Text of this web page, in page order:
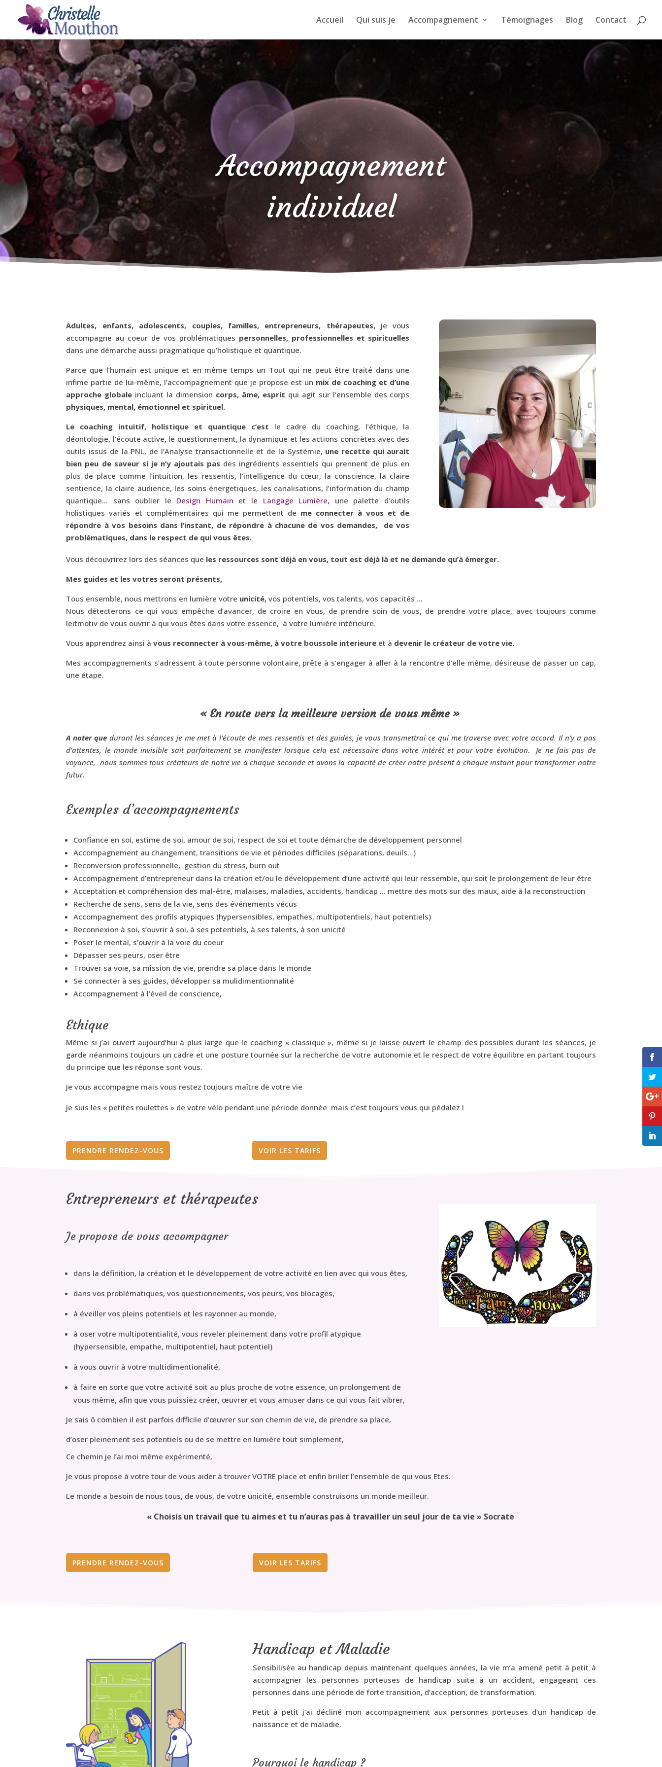
Accueil Qui suis je Accompagnement Témoignages Blog Contact
Accompagnement
individuel
Adultes, enfants, adolescents, couples, familles, entrepreneurs, thérapeutes,je vous
accompagne au coeur de vos problématiques personnelles, professionnelles et spirituelles
dans une démarche aussi pragmatique qu’holistique et quantique.
Parce que l’humain est unique et en même temps un Tout qui ne peut être traité dans une
infime partie de lui-même, l’accompagnement que je propose est un mix de coaching et d’une
approche globale incluant la dimension corps, âme, esprit qui agit sur l’ensemble des corps
physiques, mental, émotionnel et spirituel.
Le coaching intuitif, holistique et quantique c’est le cadre du coaching, l’éthique, la
déontologie, l’écoute active, le questionnement, la dynamique et les actions concrètes avec des
outils issus de la PNL, de l’Analyse transactionnelle et de la Systémie, une recette qui aurait
bien peu de saveur si je n’y ajoutais pas des ingrédients essentiels qui prennent de plus en
plus de place comme l’intuition, les ressentis, l’intelligence du cœur, la conscience, la claire
sentience, la claire audience, les soins énergetiques, les canalisations, l’information du champ
quantique… sans oublier le Design Humain et le Langage Lumière, une palette d’outils
holistiques variés et complémentaires qui me permettent de me connecter à vous et de
répondre à vos besoins dans l’instant, de répondre à chacune de vos demandes, de vos
problématiques, dans le respect de qui vous êtes.
Vous découvrirez lors des séances que les ressources sont déjà en vous, tout est déjà là et ne demande qu’à émerger.
Mes guides et les votres seront présents,
Tous ensemble, nous mettrons en lumière votre unicité, vos potentiels, vos talents, vos capacités …
Nous détecterons ce qui vous empêche d’avancer, de croire en vous, de prendre soin de vous, de prendre votre place, avec toujours comme
leitmotiv de vous ouvrir à qui vous êtes dans votre essence, à votre lumière intérieure.
Vous apprendrez ainsi àvous reconnecter à vous-même, à votre boussole interieure et à devenir le créateur de votre vie.
Mes accompagnements s’adressent à toute personne volontaire, prête à s’engager à aller à la rencontre d’elle même, désireuse de passer un cap,
une étape.
« En route vers la meilleure version de vous même »
A noter que durant les séances je me met à l’écoute de mes ressentis et des guides, je vous transmettrai ce qui me traverse avec votre accord. Il n’y a pas
d’attentes, le monde invisible sait parfaitement se manifester lorsque cela est nécessaire dans votre intérêt et pour votre évolution. Je ne fais pas de
voyance, nous sommes tous créateurs de notre vie à chaque seconde et avons la capacité de créer notre présent à chaque instant pour transformer notre
futur.
Exemples d’accompagnements
Confiance en soi, estime de soi, amour de soi, respect de soi et toute démarche de développement personnel
Accompagnement au changement, transitions de vie et périodes difficiles (séparations, deuils…)
Reconversion professionnelle, gestion du stress, burn out
Accompagnement d’entrepreneur dans la création et/ou le développement d’une activité qui leur ressemble, qui soit le prolongement de leur être
Acceptation et compréhension des mal-être, malaises, maladies, accidents, handicap … mettre des mots sur des maux, aide à la reconstruction
Recherche de sens, sens de la vie, sens des événements vécus
Accompagnement des profils atypiques (hypersensibles, empathes, multipotentiels, haut potentiels)
Reconnexion à soi, s’ouvrir à soi, à ses potentiels, à ses talents, à son unicité
Poser le mental, s’ouvrir à la voie du coeur
Dépasser ses peurs, oser être
Trouver sa voie, sa mission de vie, prendre sa place dans le monde
Se connecter à ses guides, développer sa mulidimentionnalité
Accompagnement à l’éveil de conscience,
Ethique
Même si j’ai ouvert aujourd’hui à plus large que le coaching « classique », même si je laisse ouvert le champ des possibles durant les séances, je
garde néanmoins toujours un cadre et une posture tournée sur la recherche de votre autonomie et le respect de votre équilibre en partant toujours
du principe que les réponse sont vous.
Je vous accompagne mais vous restez toujours maître de votre vie
Je suis les « petites roulettes » de votre vélo pendant une période donnée mais c’est toujours vous qui pédalez !
PRENDRE RENDEZ-VOUS VOIR LES TARIFS
Entrepreneurs et thérapeutes
Je propose de vous accompagner
dans la définition, la création et le développement de votre activité en lien avec qui vous êtes,
dans vos problématiques, vos questionnements, vos peurs, vos blocages,
à éveiller vos pleins potentiels et les rayonner au monde,
à oser votre multipotentialité, vous reveler pleinement dans votre profil atypique
(hypersensible, empathe, multipotentiel, haut potentiel)
à vous ouvrir à votre multidimentionalité,
à faire en sorte que votre activité soit au plus proche de votre essence, un prolongement de
vous même, afin que vous puissiez créer, œuvrer et vous amuser dans ce qui vous fait vibrer,
Je sais ô combien il est parfois difficile d’œuvrer sur son chemin de vie, de prendre sa place,
d’oser pleinement ses potentiels ou de se mettre en lumière tout simplement,
Ce chemin je l’ai moi même expérimenté,
Je vous propose à votre tour de vous aider à trouver VOTRE place et enfin briller l’ensemble de qui vous Etes.
Le monde a besoin de nous tous, de vous, de votre unicité, ensemble construisons un monde meilleur.
« Choisis un travail que tu aimes et tu n’auras pas à travailler un seul jour de ta vie » Socrate
PRENDRE RENDEZ-VOUS VOIR LES TARIFS
Handicap et Maladie
Sensibilisée au handicap depuis maintenant quelques années, la vie m’a amené petit à petit à
accompagner les personnes porteuses de handicap suite à un accident, engageant ces
personnes dans une période de forte transition, d’acception, de transformation.
Petit à petit j’ai décliné mon accompagnement aux personnes porteuses d’un handicap de
naissance et de maladie.
Pourquoi le handicap ?